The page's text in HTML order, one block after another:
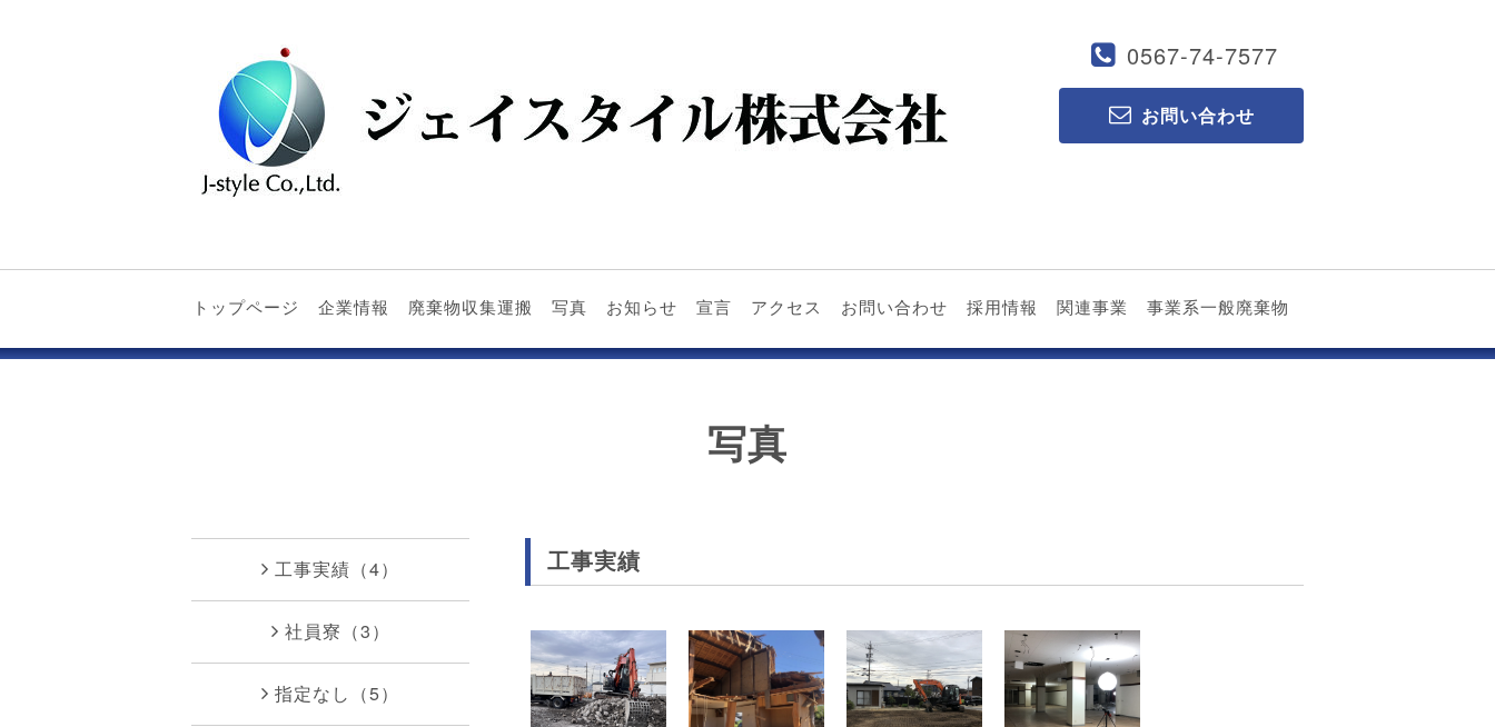
0567-74-7577
お問い合わせ
トップページ 企業情報 廃棄物収集運搬 写真 お知らせ 宣言 アクセス お問い合わせ 採用情報 関連事業 事業系一般廃棄物
写真
工事実績
工事実績（4）
社員寮（3）
指定なし（5）